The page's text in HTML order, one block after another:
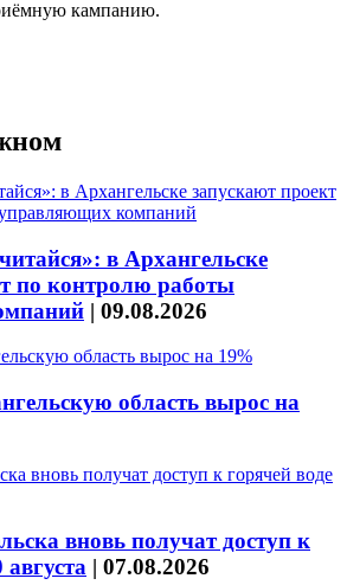
кампанию.
в Архангельске
по контролю работы
| 09.08.2026
область вырос на
вновь получат доступ к
августа | 07.08.2026